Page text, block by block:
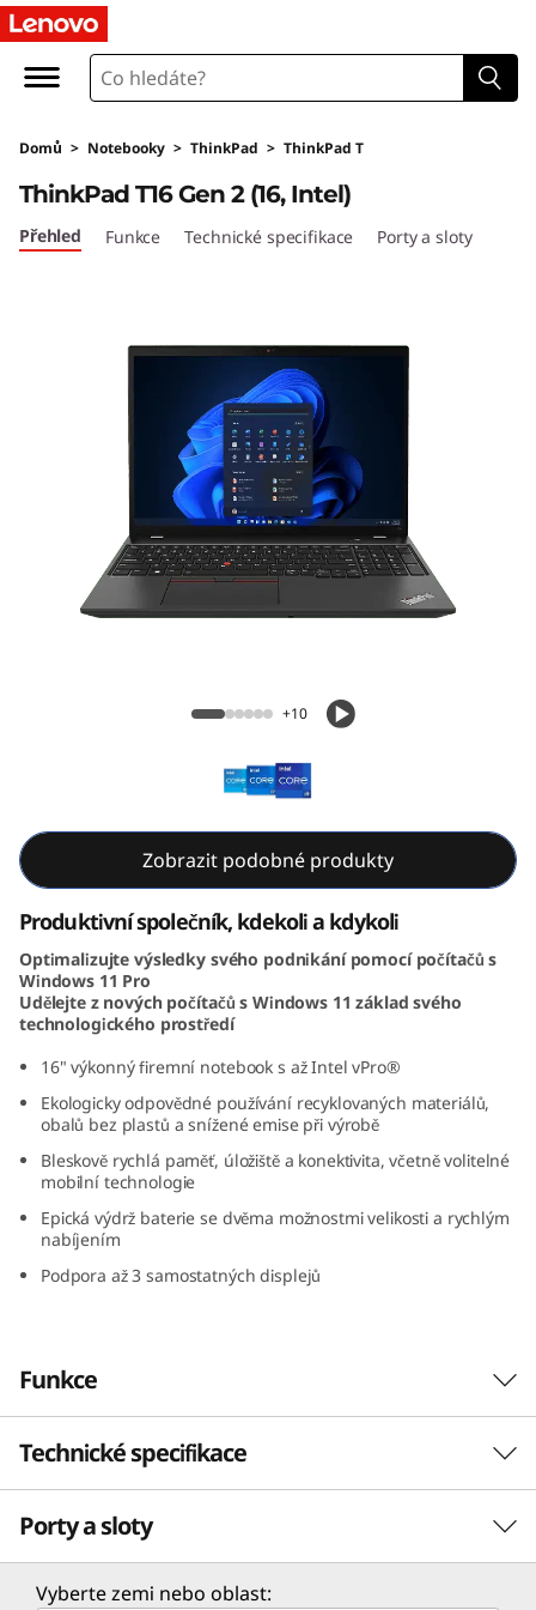
T
h
n
k
1
6
n
e
Domů > Notebooky > ThinkPad > ThinkPad T
ThinkPad T16 Gen 2 (16, Intel)
ThinkPad T16 Gen 2 (16, Intel)
Přehled Funkce Technické specifikace Porty a sloty
+10
Zobrazit podobné produkty
Produktivní společník, kdekoli a kdykoli
Optimalizujte výsledky svého podnikání pomocí počítačů s
Windows 11 Pro
Udělejte z nových počítačů s Windows 11 základ svého
technologického prostředí
16" výkonný firemní notebook s až Intel vPro®
Ekologicky odpovědné používání recyklovaných materiálů,
obalů bez plastů a snížené emise při výrobě
Bleskově rychlá paměť, úložiště a konektivita, včetně volitelné
mobilní technologie
Epická výdrž baterie se dvěma možnostmi velikosti a rychlým
nabíjením
Podpora až 3 samostatných displejů
Funkce
Výkonné firemní zařízení
Notebook ThinkPad T16 Gen 2, poháněný až
Intel vPro® s procesorem Intel® Core™ 13.
generace, se může pochlubit vysokým
výkonem a bleskově rychlou pamětí, úložištěm
Technické specifikace
VÝKON
Procesor
Porty a sloty
Vyberte zemi nebo oblast: